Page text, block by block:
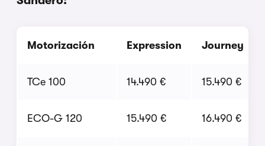
Motorización Expression Journey
TCe 100 14.490 € 15.490 €
ECO-G 120 15.490 € 16.490 €